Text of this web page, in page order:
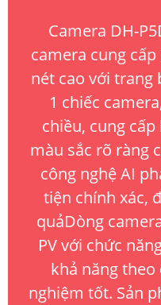
Camera DH-
camera cung
nét cao với trang
1 chiếc
chiều, cung
màu sắc rõ ràng
công nghệ AI
tiện chính xác,
quảDòng
PV với chức
khả năng
nghiệm tốt. Sản